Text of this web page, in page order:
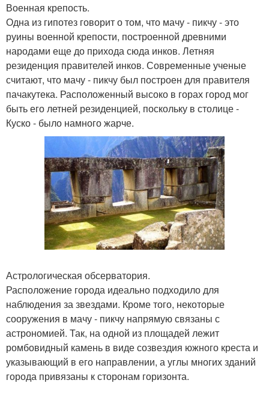
Военная крепость.
Одна из гипотез говорит о том, что мачу - пикчу - это
руины военной крепости, построенной древними
народами еще до прихода сюда инков. Летняя
резиденция правителей инков. Современные ученые
считают, что мачу - пикчу был построен для правителя
пачакутека. Расположенный высоко в горах город мог
быть его летней резиденцией, поскольку в столице -
Куско - было намного жарче.
Астрологическая обсерватория.
Расположение города идеально подходило для
наблюдения за звездами. Кроме того, некоторые
сооружения в мачу - пикчу напрямую связаны с
астрономией. Так, на одной из площадей лежит
ромбовидный камень в виде созвездия южного креста и
указывающий в его направлении, а углы многих зданий
города привязаны к сторонам горизонта.